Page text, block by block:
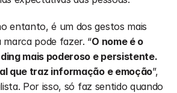
entanto, é um dos gestos mais
marca pode fazer. “O nome é o
mais poderoso e persistente.
que traz informação e emoção”,
Por isso, só faz sentido quando